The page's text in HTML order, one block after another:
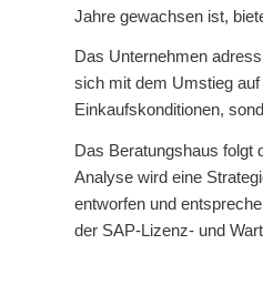
Jahre gewachsen ist,
Das Unternehmen
sich mit dem Umstieg
Einkaufskonditionen,
Das Beratungshaus folgt
Analyse wird eine
entworfen und
der SAP-Lizenz- und